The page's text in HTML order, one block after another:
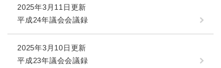
2025年3月11日更新
平成24年議会会議録
2025年3月10日更新
平成23年議会会議録